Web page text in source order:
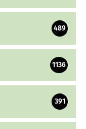
489
1136
391